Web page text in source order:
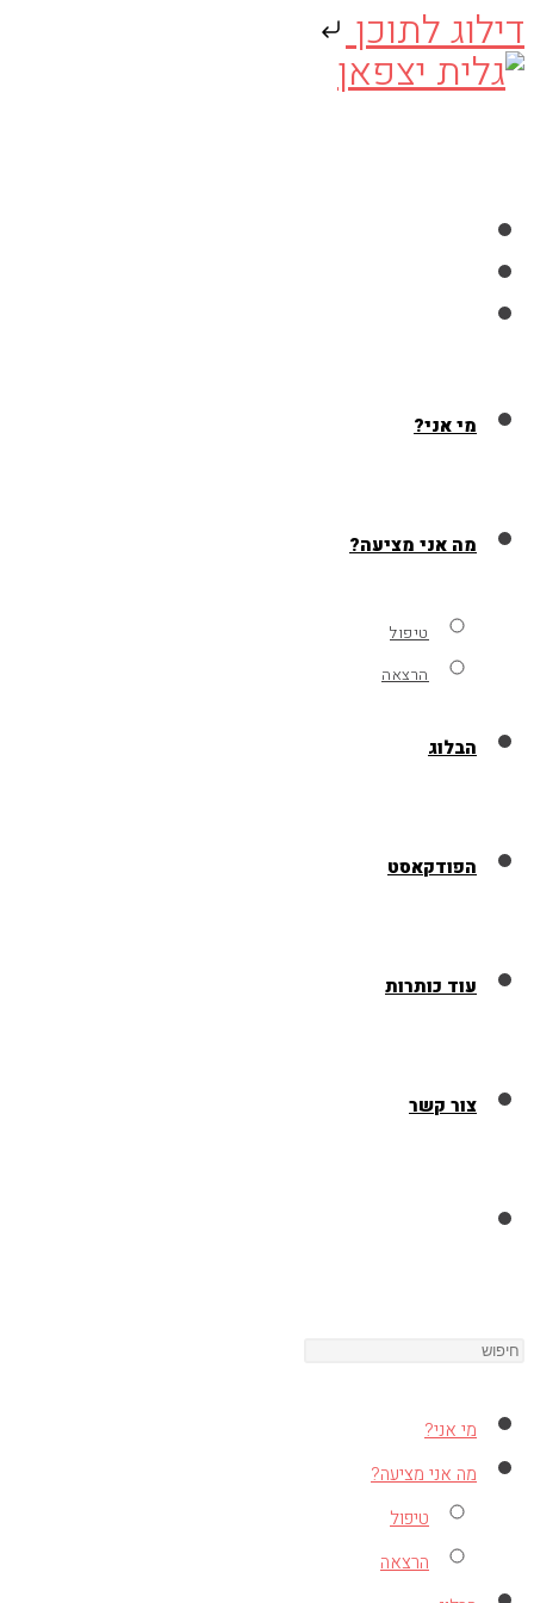
דילוג לתוכן
Skip
מי אני?
מה אני מציעה?
טיפול
הרצאה
הבלוג
הפודקאסט
עוד כותרות
צור קשר
מי אני?
מה אני מציעה?
טיפול
הרצאה